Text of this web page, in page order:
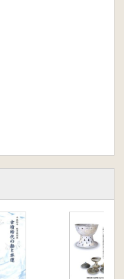
の遺構と遺物
り
の上遺跡のお弁
にぎりを作る」
ぎり
ム8「コメのDNA
9「化学分析で陸